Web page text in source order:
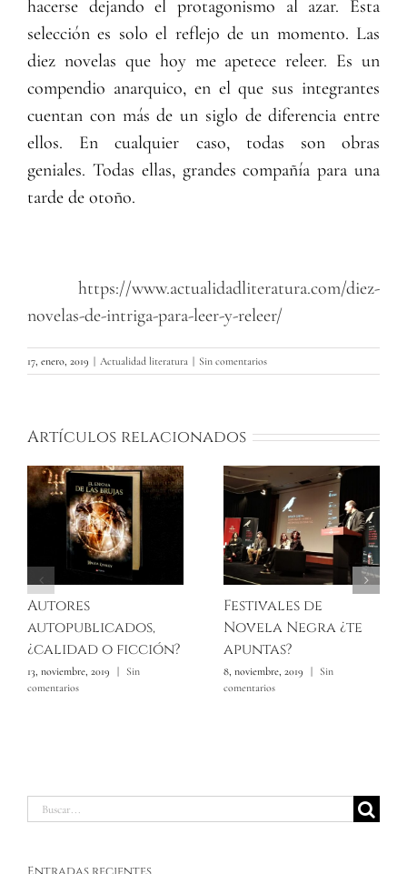
hacerse dejando el protagonismo al azar. Esta
selección es solo el reflejo de un momento. Las
diez novelas que hoy me apetece releer. Es un
compendio anarquico, en el que sus integrantes
cuentan con más de un siglo de diferencia entre
ellos. En cualquier caso, todas son obras
geniales. Todas ellas, grandes compañía para una
tarde de otoño.
https://www.actualidadliteratura.com/diez-
novelas-de-intriga-para-leer-y-releer/
17, enero, 2019 | Actualidad literatura | Sin comentarios
Artículos relacionados
Autores
autopublicados,
¿calidad o ficción?
13, noviembre, 2019 | Sin
comentarios
Festivales de
Novela Negra ¿te
apuntas?
8, noviembre, 2019 | Sin
comentarios
Buscar: